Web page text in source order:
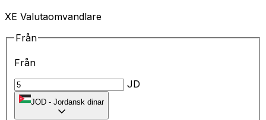
XE Valutaomvandlare
Från
Från
JD
JOD - Jordansk dinar